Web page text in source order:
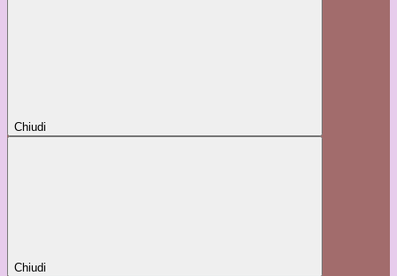
Chiudi
Chiudi